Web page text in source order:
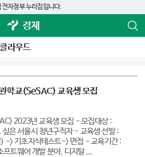
전자정부 누리집입니다.
경제
라우드
학교(SeSAC) 교육생 모집
2023년 교육생 모집 - 모집대상 :
싶은 서울시 청년구직자 - 교육생 선발 :
-> 기초지식테스트-> 면접 - 교육기간 :
트웨어 개발 분야, 디지털 ...